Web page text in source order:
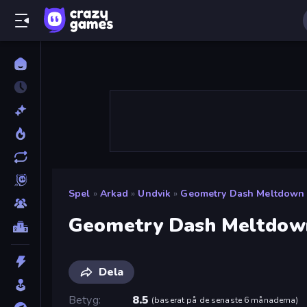
Spel » Arkad » Undvik » Geometry Dash Meltdown
Geometry Dash
Dela
Betyg
8.5 (baserat på de senaste 6 månaderna)